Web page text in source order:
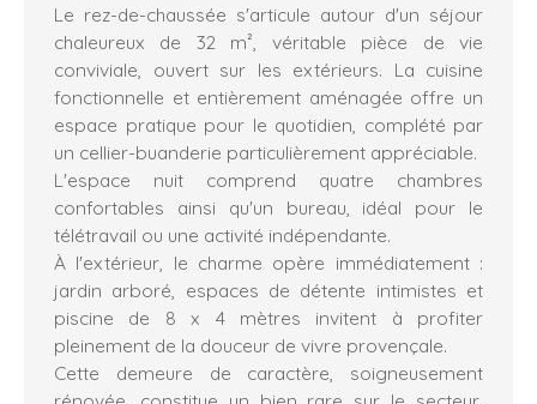
Le rez-de-chaussée s'articule autour d'un séjour
chaleureux de 32 m², véritable pièce de vie
conviviale, ouvert sur les extérieurs. La cuisine
fonctionnelle et entièrement aménagée offre un
espace pratique pour le quotidien, complété par
un cellier-buanderie particulièrement appréciable.
L'espace nuit comprend quatre chambres
confortables ainsi qu'un bureau, idéal pour le
télétravail ou une activité indépendante.
À l'extérieur, le charme opère immédiatement :
jardin arboré, espaces de détente intimistes et
piscine de 8 x 4 mètres invitent à profiter
pleinement de la douceur de vivre provençale.
Cette demeure de caractère, soigneusement